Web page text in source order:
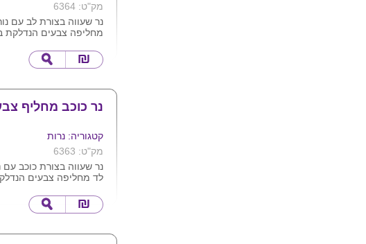
מק"ט: 6364
נר שעווה בצורת לב עם
מחליפה צבעים הנדלקת
ללא צורך בסוללות .
נר כוכב מחליף
קטגוריה: נרות
מק"ט: 6363
נר שעווה בצורת כוכב עם
לד מחליפה צבעים
פועלת ללא צורך בסוללות .